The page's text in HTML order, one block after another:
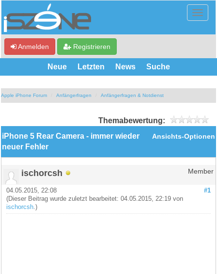
Anmelden Registrieren
Neue Letzten News Suche
Apple iPhone Forum Anfängerfragen Anfängerfragen & Notdienst
Themabewertung:
Ansichts-Optionen
iPhone 5 Rear Camera - immer wieder
neuer Fehler
ischorcsh Member
#1
04.05.2015, 22:08
(Dieser Beitrag wurde zuletzt bearbeitet: 04.05.2015, 22:19 von
ischorcsh .)